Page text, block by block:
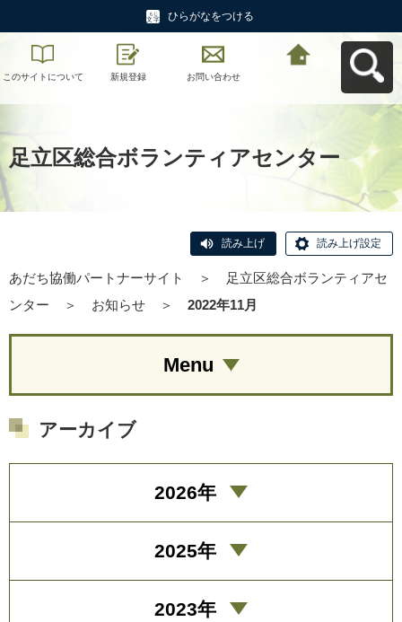
ひらがなをつける
このサイトについて 新規登録 お問い合わせ
足立区総合ボランティアセンター
読み上げ 読み上げ設定
あだち協働パートナーサイト ＞
足立区総合ボランティアセ
ンター
＞ お知らせ ＞ 2022年11月
Menu
アーカイブ
2026年
2025年
2023年